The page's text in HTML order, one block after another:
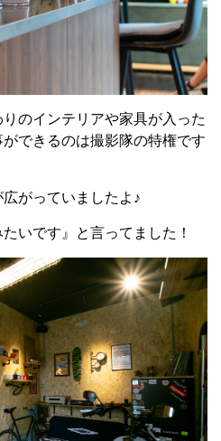
のインテリアや家具が入った
できるのは撮影隊の特権です
がっていましたよ♪
いです』と言ってました！